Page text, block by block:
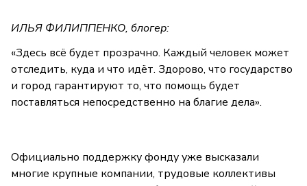
ИЛЬЯ ФИЛИППЕНКО, блогер:
«Здесь всё будет прозрачно. Каждый человек может
отследить, куда и что идёт. Здорово, что государство
и город гарантируют то, что помощь будет
поставляться непосредственно на благие дела».
Официально поддержку фонду уже высказали
многие крупные компании, трудовые коллективы